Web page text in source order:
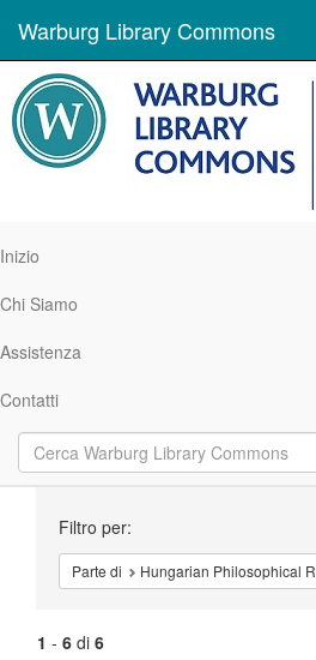
Warburg Library Commons
Inizio
Chi Siamo
Assistenza
Contatti
Filtro per:
Parte di Hungarian Philosophical Review
1 - 6 di 6